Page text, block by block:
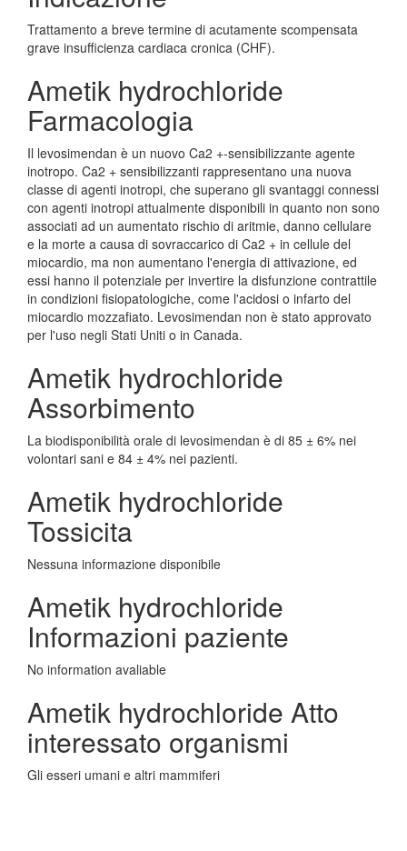
Trattamento a breve termine di acutamente scompensata
grave insufficienza cardiaca cronica (CHF).
Ametik hydrochloride
Farmacologia
Il levosimendan è un nuovo Ca2 +-sensibilizzante agente
inotropo. Ca2 + sensibilizzanti rappresentano una nuova
classe di agenti inotropi, che superano gli svantaggi connessi
con agenti inotropi attualmente disponibili in quanto non sono
associati ad un aumentato rischio di aritmie, danno cellulare
e la morte a causa di sovraccarico di Ca2 + in cellule del
miocardio, ma non aumentano l'energia di attivazione, ed
essi hanno il potenziale per invertire la disfunzione contrattile
in condizioni fisiopatologiche, come l'acidosi o infarto del
miocardio mozzafiato. Levosimendan non è stato approvato
per l'uso negli Stati Uniti o in Canada.
Ametik hydrochloride
Assorbimento
La biodisponibilità orale di levosimendan è di 85 ± 6% nei
volontari sani e 84 ± 4% nei pazienti.
Ametik hydrochloride
Tossicita
Nessuna informazione disponibile
Ametik hydrochloride
Informazioni paziente
No information avaliable
Ametik hydrochloride Atto
interessato organismi
Gli esseri umani e altri mammiferi